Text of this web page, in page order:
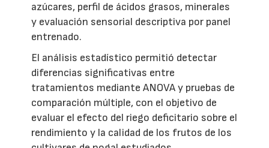
azúcares, perfil de ácidos grasos, minerales
y evaluación sensorial descriptiva por panel
entrenado.
El análisis estadístico permitió detectar
diferencias significativas entre
tratamientos mediante ANOVA y pruebas de
comparación múltiple, con el objetivo de
evaluar el efecto del riego deficitario sobre el
rendimiento y la calidad de los frutos de los